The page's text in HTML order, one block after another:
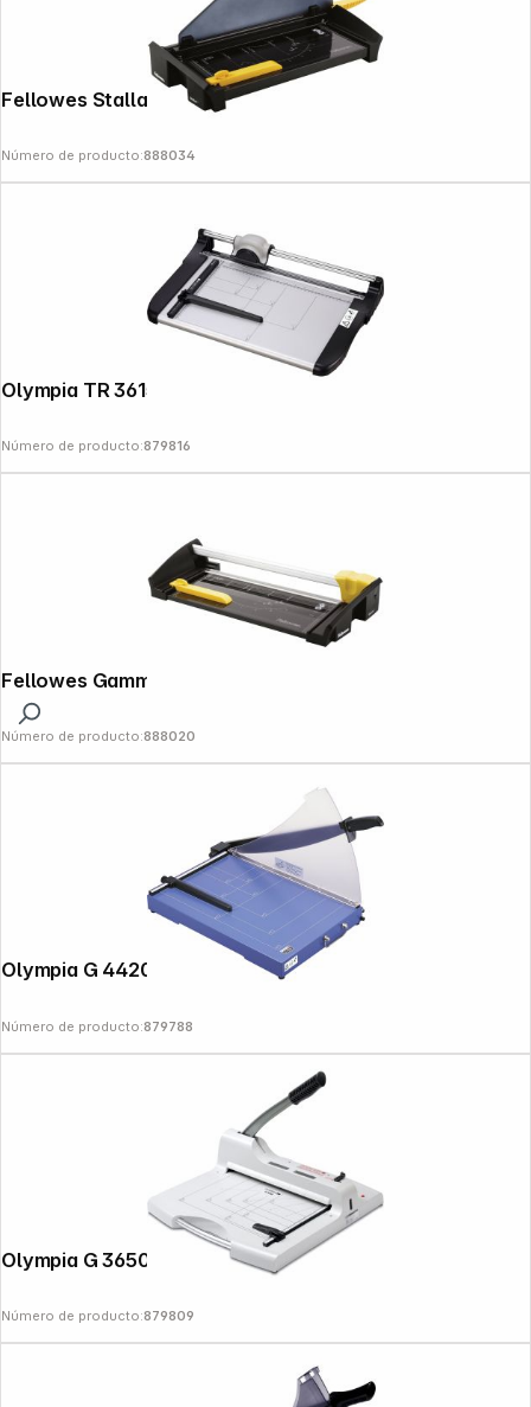
Fellowes Stallar A3 guillotina
Número de producto:888034
Número de producto:879816
Número de producto:888020
Olympia G 4420 DIN A 3 guillotina
Número de producto:879788
Olympia G 3650 DIN A 4 guillotina
Número de producto:879809